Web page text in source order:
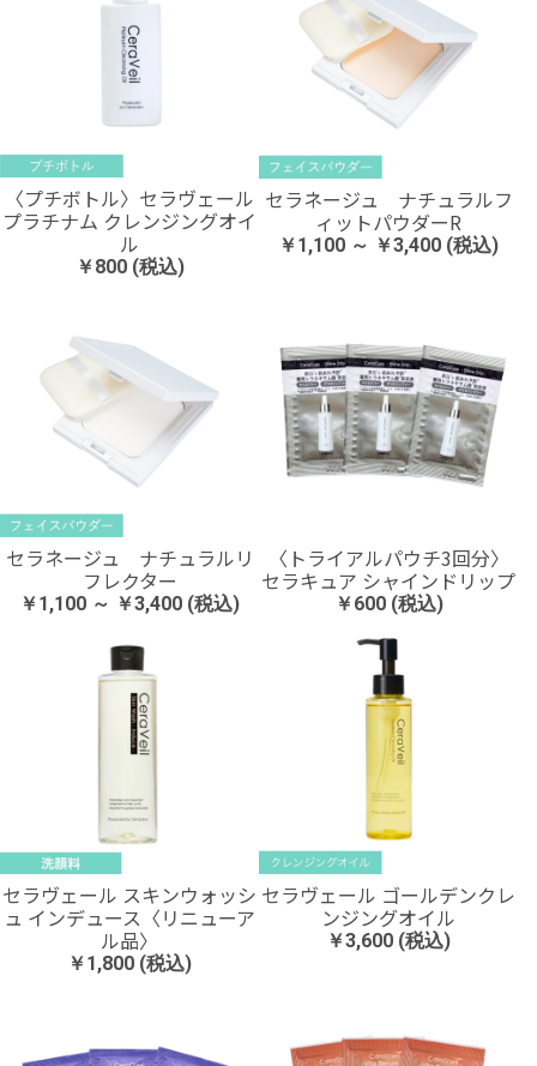
〈プチボトル〉セラヴェール
プラチナム クレンジングオイ
ル
￥800 (税込)
セラネージュ ナチュラルフ
ィットパウダーR
￥1,100 ～ ￥3,400 (税込)
セラネージュ ナチュラルリ
フレクター
￥1,100 ～ ￥3,400 (税込)
〈トライアルパウチ3回分〉
セラキュア シャインドリップ
￥600 (税込)
セラヴェール スキンウォッシ
ュ インデュース〈リニューア
ル品〉
￥1,800 (税込)
セラヴェール ゴールデンクレ
ンジングオイル
￥3,600 (税込)